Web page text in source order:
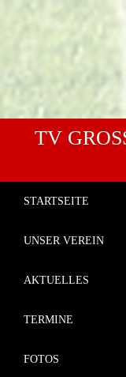
TV
STARTSEITE
UNSER VEREIN
AKTUELLES
TERMINE
FOTOS